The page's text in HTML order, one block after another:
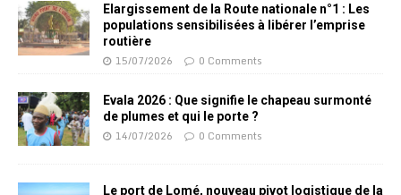
Elargissement de la Route nationale n°1 : Les
populations sensibilisées à libérer l’emprise
routière
15/07/2026 0 Comments
Evala 2026 : Que signifie le chapeau surmonté
de plumes et qui le porte ?
14/07/2026 0 Comments
Le port de Lomé, nouveau pivot logistique de la